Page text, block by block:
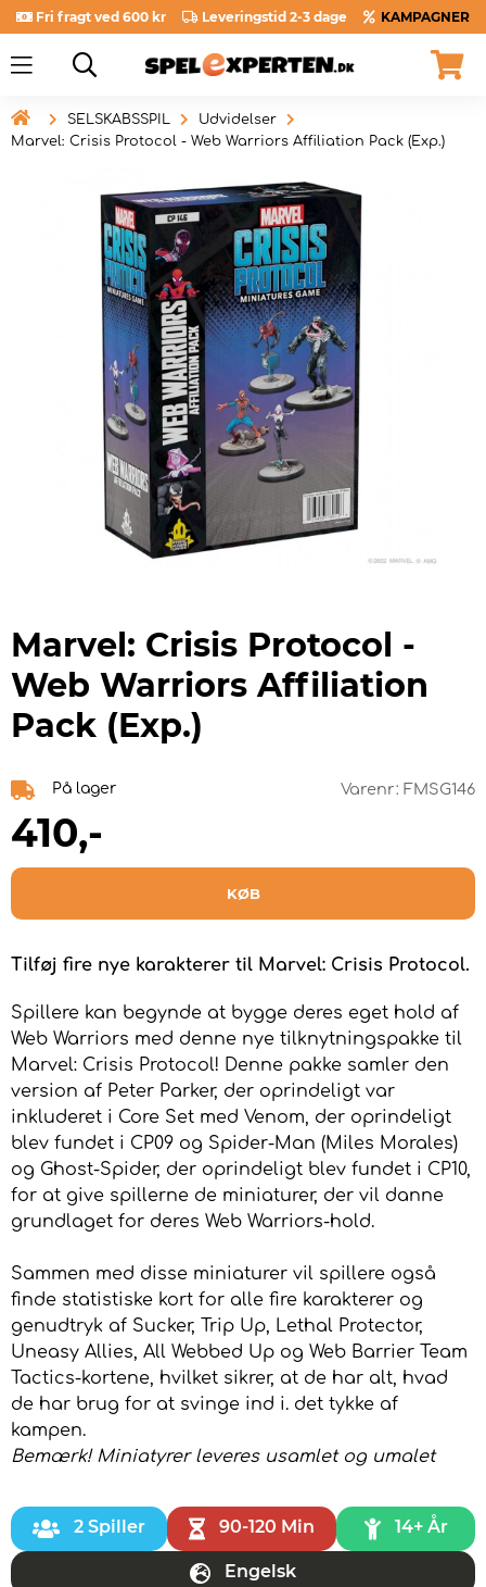
Fri fragt ved 600 kr Leveringstid 2-3 dage KAMPAGNER
 SELSKABSSPIL
Udvidelser
Marvel: Crisis Protocol - Web Warriors Affiliation Pack (Exp.)
Marvel: Crisis Protocol -
Web Warriors Affiliation
Pack (Exp.)
På lager Varenr: FMSG146
410,-
KØB
Tilføj fire nye karakterer til Marvel: Crisis Protocol.
Spillere kan begynde at bygge deres eget hold af
Web Warriors med denne nye tilknytningspakke til
Marvel: Crisis Protocol! Denne pakke samler den
version af Peter Parker, der oprindeligt var
inkluderet i Core Set med Venom, der oprindeligt
blev fundet i CP09 og Spider-Man (Miles Morales)
og Ghost-Spider, der oprindeligt blev fundet i CP10,
for at give spillerne de miniaturer, der vil danne
grundlaget for deres Web Warriors-hold.
Sammen med disse miniaturer vil spillere også
finde statistiske kort for alle fire karakterer og
genudtryk af Sucker, Trip Up, Lethal Protector,
Uneasy Allies, All Webbed Up og Web Barrier Team
Tactics-kortene, hvilket sikrer, at de har alt, hvad
de har brug for at svinge ind i. det tykke af
kampen.
Bemærk! Miniatyrer leveres usamlet og umalet
2 Spiller 90-120 Min 14+ År
Engelsk